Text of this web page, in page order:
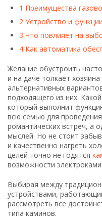
1 Преимущества
2 Устройство и функции
3 Что повлияет на
4 Как автоматика
Желание обустроить
и на даче толкает
альтернативных
подходящего из них.
который выполнит
всю семью для
романтических встреч, а
мыслей. Но не стоит
и качественно нагреть
целей точно не годятся
возможности
Выбирая между
устройствами,
рассмотреть все
типа каминов.